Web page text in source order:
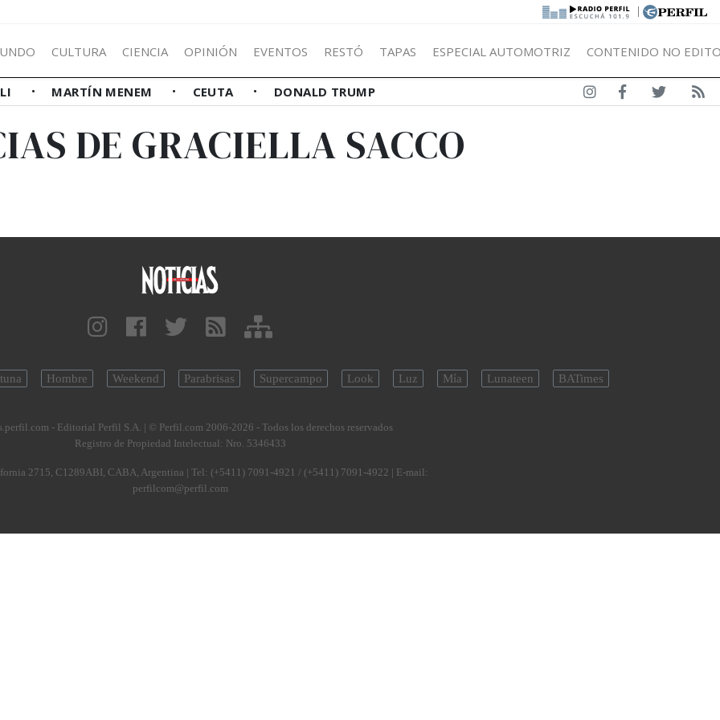
|
CULTURA CIENCIA OPINIÓN EVENTOS RESTÓ TAPAS ESPECIAL AUTOMOTRIZ CONTENIDO NO
MARTÍN MENEM CEUTA DONALD TRUMP
DE GRACIELLA SACCO
Hombre Weekend Parabrisas Supercampo Look Luz Mía Lunateen BATimes
- Editorial Perfil S.A. | © Perfil.com 2006-2026 - Todos los derechos reservados
Registro de Propiedad Intelectual: Nro. 5346433
2715, C1289ABI, CABA, Argentina | Tel: (+5411) 7091-4921 / (+5411) 7091-4922 | E-mail:
perfilcom@perfil.com